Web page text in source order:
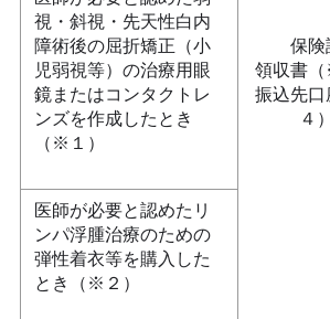
保険
領収書（
振込先
４）
視・斜視・先天性白内
障術後の屈折矯正（小
児弱視等）の治療用眼
鏡またはコンタクトレ
ンズを作成したとき
（※１）
医師が必要と認めたリ
ンパ浮腫治療のための
弾性着衣等を購入した
とき（※２）